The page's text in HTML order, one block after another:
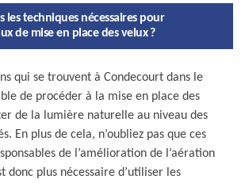
techniques nécessaires pour
de mise en place des velux ?
qui se trouvent à Condecourt dans le
de procéder à la mise en place des
de la lumière naturelle au niveau des
En plus de cela, n’oubliez pas que ces
de l’amélioration de l’aération
donc plus nécessaire d’utiliser les